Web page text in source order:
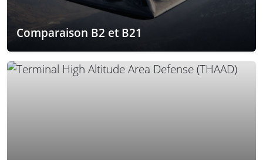
Comparaison B2 et B21